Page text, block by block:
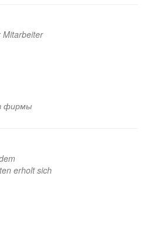
Mitarbeiter
фирмы
erholt sich